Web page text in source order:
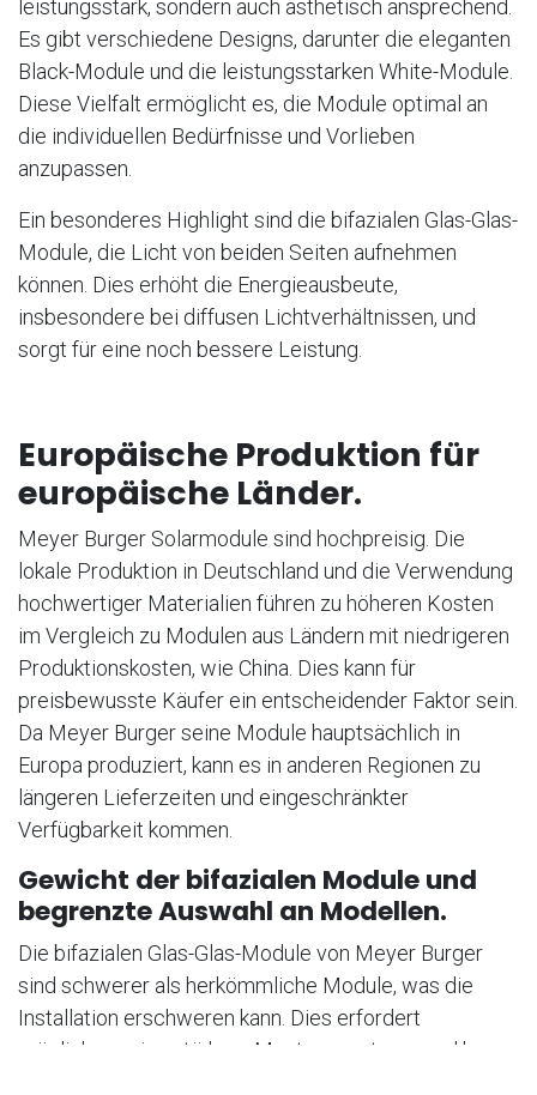
leistungsstark, sondern auch ästhetisch ansprechend.
Es gibt verschiedene Designs, darunter die eleganten
Black-Module und die leistungsstarken White-Module.
Diese Vielfalt ermöglicht es, die Module optimal an
die individuellen Bedürfnisse und Vorlieben
anzupassen.
Ein besonderes Highlight sind die bifazialen Glas-Glas-
Module, die Licht von beiden Seiten aufnehmen
können. Dies erhöht die Energieausbeute,
insbesondere bei diffusen Lichtverhältnissen, und
sorgt für eine noch bessere Leistung.
Europäische Produktion für
europäische Länder.
Meyer Burger Solarmodule sind hochpreisig. Die
lokale Produktion in Deutschland und die Verwendung
hochwertiger Materialien führen zu höheren Kosten
im Vergleich zu Modulen aus Ländern mit niedrigeren
Produktionskosten, wie China. Dies kann für
preisbewusste Käufer ein entscheidender Faktor sein.
Da Meyer Burger seine Module hauptsächlich in
Europa produziert, kann es in anderen Regionen zu
längeren Lieferzeiten und eingeschränkter
Verfügbarkeit kommen.
Gewicht der bifazialen Module und
begrenzte Auswahl an Modellen.
Die bifazialen Glas-Glas-Module von Meyer Burger
sind schwerer als herkömmliche Module, was die
Installation erschweren kann. Dies erfordert
möglicherweise stärkere Montagesysteme und kann